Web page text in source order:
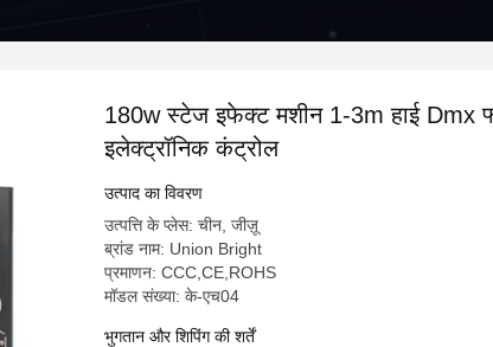
180w स्टेज इफेक्ट मशीन 1-3m हाई Dmx
इलेक्ट्रॉनिक कंट्रोल
उत्पाद का विवरण
उत्पत्ति के प्लेस: चीन, जीज़ू
ब्रांड नाम: Union Bright
प्रमाणन: CCC,CE,ROHS
मॉडल संख्या: के-एच04
भुगतान और शिपिंग की शर्तें